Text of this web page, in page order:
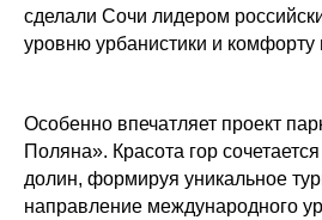
сделали Сочи лидером
уровню урбанистики и
Особенно впечатляет проект
Поляна». Красота гор
долин, формируя уникальное
направление международного